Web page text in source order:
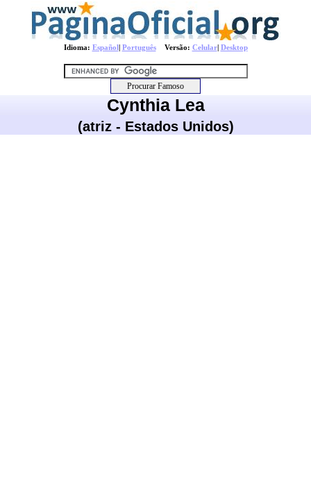
Idioma: Español| PortuguêsVersão: Celular| Desktop
Cynthia Lea
(atriz - Estados Unidos)